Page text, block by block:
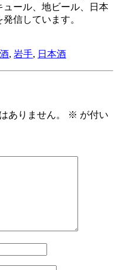
ール、地ビール、日本
信しています。
, 岩手, 日本酒
ありません。 ※ が付い